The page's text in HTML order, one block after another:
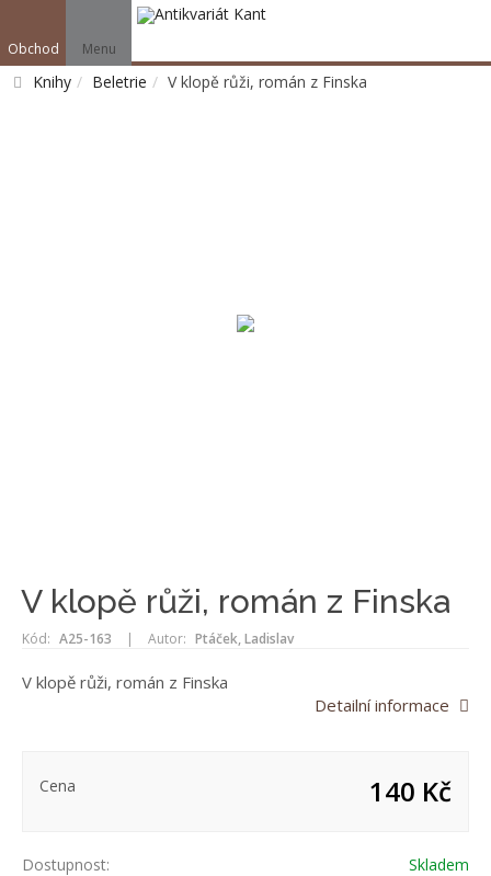
Obchod Menu
Knihy Beletrie V klopě růži, román z Finska
V klopě růži, román z Finska
Kód: A25-163 | Autor: Ptáček, Ladislav
V klopě růži, román z Finska
Detailní informace
Cena 140 Kč
Dostupnost: Skladem